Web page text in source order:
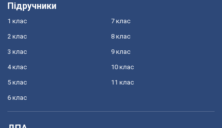
Підручники
1 клас
2 клас
3 клас
4 клас
5 клас
6 клас
7 клас
8 клас
9 клас
10 клас
11 клас